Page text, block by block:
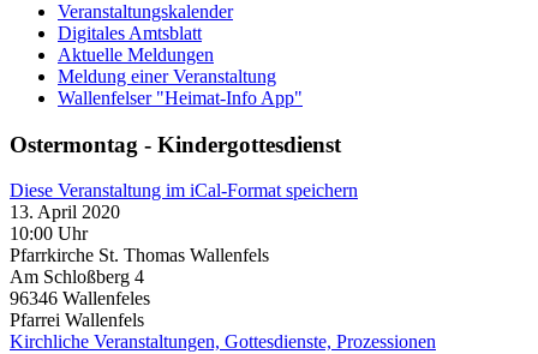
Veranstaltungskalender
Digitales Amtsblatt
Aktuelle Meldungen
Meldung einer Veranstaltung
Wallenfelser "Heimat-Info App"
Ostermontag - Kindergottesdienst
Diese Veranstaltung im iCal-Format speichern
13. April 2020
10:00 Uhr
Pfarrkirche St. Thomas Wallenfels
Am Schloßberg 4
96346 Wallenfeles
Pfarrei Wallenfels
Kirchliche Veranstaltungen, Gottesdienste, Prozessionen